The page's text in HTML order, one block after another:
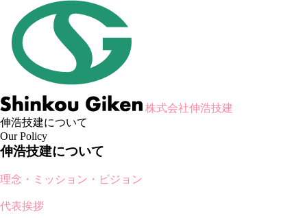
株式会社伸浩技建
伸浩技建について
Our Policy
伸浩技建について
理念・ミッション・ビジョン
代表挨拶